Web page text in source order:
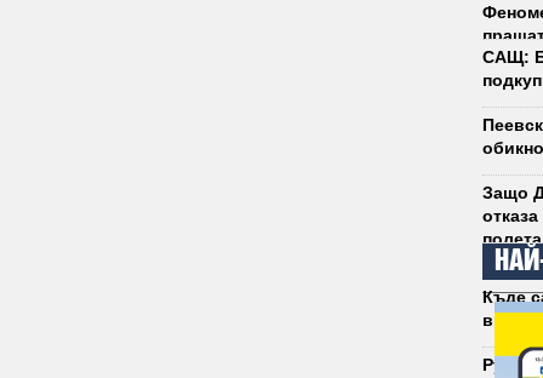
САЩ:
Защо
Къде
връща
Румен